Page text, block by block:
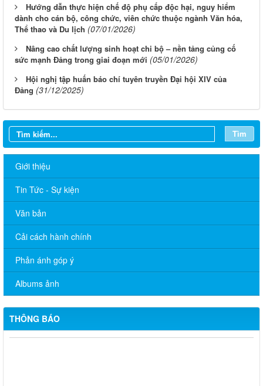
Hướng dẫn thực hiện chế độ phụ cấp độc hại, nguy hiểm
dành cho cán bộ, công chức, viên chức thuộc ngành Văn hóa,
Thể thao và Du lịch (07/01/2026)
Nâng cao chất lượng sinh hoạt chi bộ – nền tảng củng cố
sức mạnh Đảng trong giai đoạn mới (05/01/2026)
Hội nghị tập huấn báo chí tuyên truyền Đại hội XIV của
Đảng (31/12/2025)
Tìm
Giới thiệu
Tin Tức - Sự kiện
Văn bản
Cải cách hành chính
Phản ánh góp ý
Albums ảnh
THÔNG BÁO